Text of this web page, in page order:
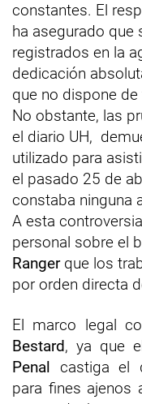
constantes. El
ha asegurado que
registrados en la
dedicación
que no dispone
No obstante, las
el diario UH,
utilizado para
el pasado 25 de
constaba ninguna
A esta
personal sobre el
Rangerque los
por orden directa
El marco legal
Bestard, ya que
Penal castiga el
para fines ajenos